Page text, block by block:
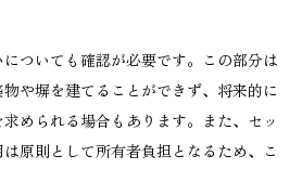
ついても確認が必要です。この部分は
や塀を建てることができず、将来的に
められる場合もあります。また、セッ
原則として所有者負担となるため、こ